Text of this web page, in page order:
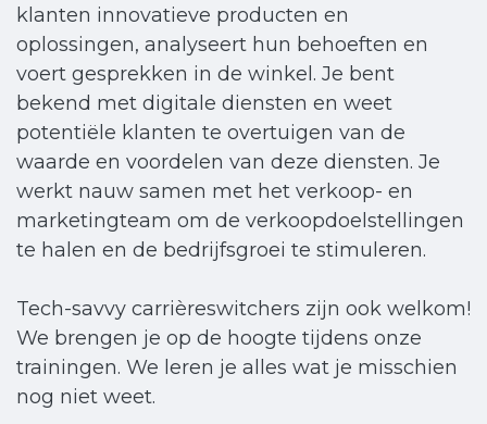
klanten innovatieve producten en
oplossingen, analyseert hun behoeften en
voert gesprekken in de winkel. Je bent
bekend met digitale diensten en weet
potentiële klanten te overtuigen van de
waarde en voordelen van deze diensten. Je
werkt nauw samen met het verkoop- en
marketingteam om de verkoopdoelstellingen
te halen en de bedrijfsgroei te stimuleren.
Tech-savvy carrièreswitchers zijn ook welkom!
We brengen je op de hoogte tijdens onze
trainingen. We leren je alles wat je misschien
nog niet weet.